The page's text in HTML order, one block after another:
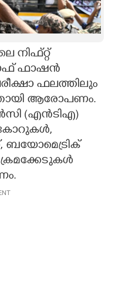
നിഫ്റ്റ്
ഓഫ് ഫാഷൻ
ഫലത്തിലും
ആരോപണം.
(എൻടിഎ)